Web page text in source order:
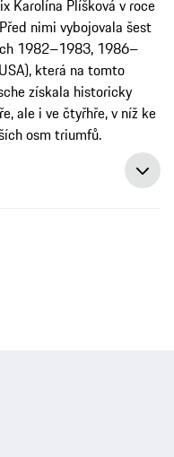
Karolína Plíšková v roce
nimi vybojovala šest
1982–1983, 1986–
která na tomto
získala historicky
ale i ve čtyřhře, v níž ke
osm triumfů.